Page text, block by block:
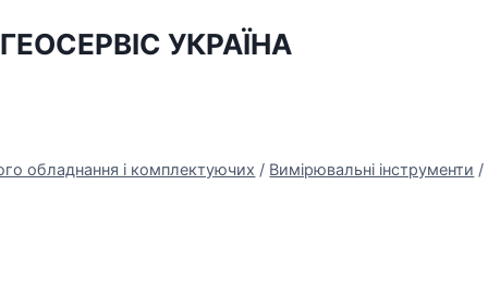
ГЕОСЕРВІС УКРАЇНА
обладнання і комплектуючих / Вимірювальні інструменти /